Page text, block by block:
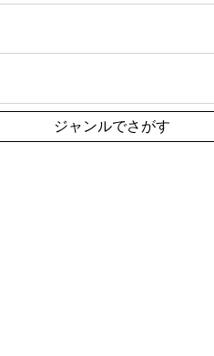
ジャンルでさがす